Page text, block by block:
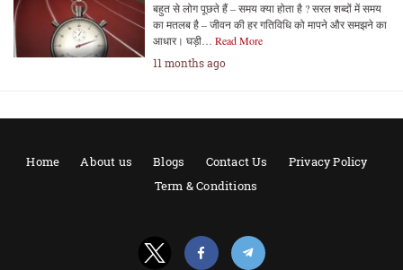
बहुत से लोग पूछते हैं – समय क्या होता है ? सरल शब्दों में समय
का मतलब है – जीवन की हर गतिविधि को मापने और समझने का
आधार। घड़ी… Read More
11 months ago
Home About us Blogs Contact Us
Privacy Policy
Term & Conditions